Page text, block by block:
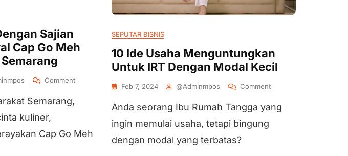
Sajian
Cap Go Meh
Comment
Semarang,
kuliner,
Cap Go Meh
SEPUTAR BISNIS
10 Ide Usaha Menguntungkan
Untuk IRT Dengan Modal Kecil
Feb 7, 2024 @adminmpos Comment
Anda seorang Ibu Rumah Tangga yang
ingin memulai usaha, tetapi bingung
dengan modal yang terbatas?